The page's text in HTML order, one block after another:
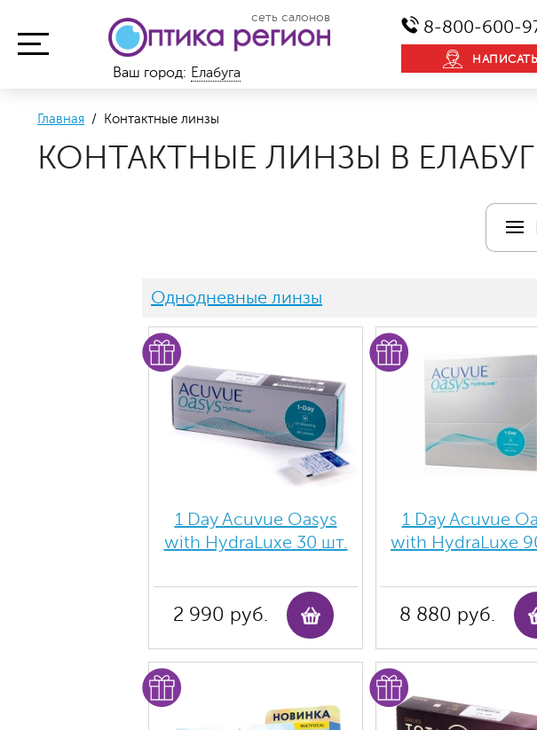
сеть салонов 8-800-600-
Ваш город: Елабуга
Главная / Контактные линзы
КОНТАКТНЫЕ ЛИНЗЫ В
Однодневные линзы
1 Day Acuvue Oasys
with HydraLuxe 30 шт.
2 990 руб.
1 Day Acuvue
with HydraLuxe
8 880 руб.